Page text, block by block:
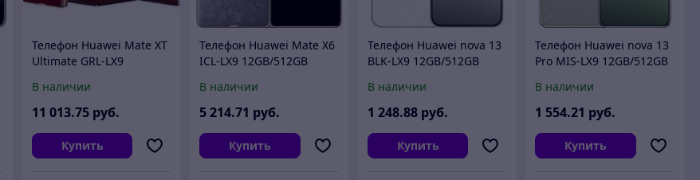
Телефон Huawei Mate XT
Ultimate GRL-LX9
международная версия)
В наличии
11 013.75 руб.
Купить
Телефон Huawei Mate X6
ICL-LX9 12GB/512GB
В наличии
5 214.71 руб.
Купить
Телефон Huawei nova 13
BLK-LX9 12GB/512GB
В наличии
1 248.88 руб.
Купить
Телефон Huawei nova 13
Pro MIS-LX9 12GB/512GB
В наличии
1 554.21 руб.
Купить